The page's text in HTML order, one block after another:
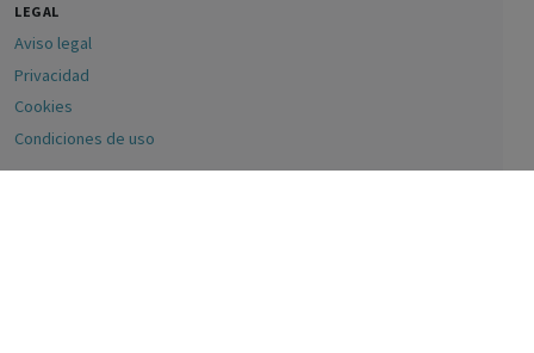
LEGAL
Aviso legal
Privacidad
Cookies
Condiciones de uso